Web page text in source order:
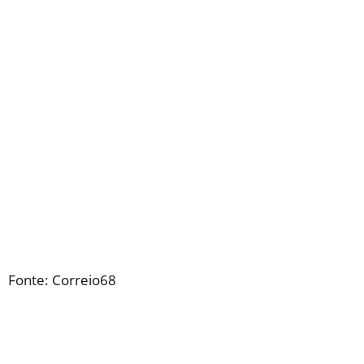
Fonte: Correio68